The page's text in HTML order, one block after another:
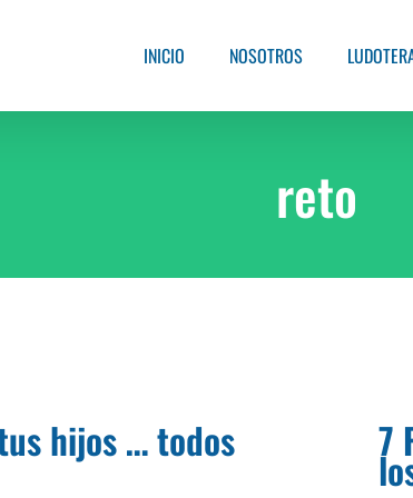
INICIO NOSOTROS
reto
hijos … todos 7